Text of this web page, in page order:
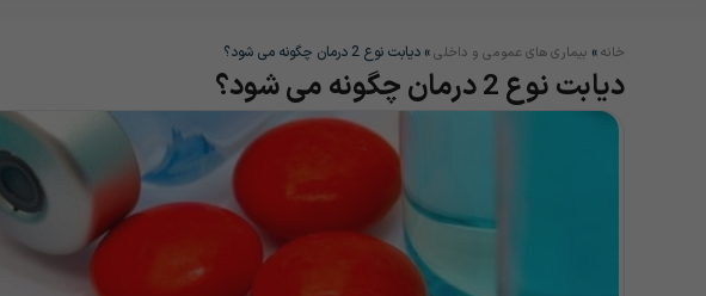
خانه» بیماری های عمومی و داخلی»دیابت نوع 2 درمان چگونه می شود؟
دیابت نوع 2 درمان چگونه می شود؟